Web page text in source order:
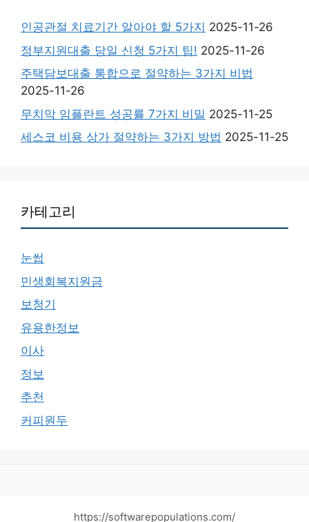
인공관절 치료기간 알아야 할 5가지 2025-11-26
정부지원대출 당일 신청 5가지 팁! 2025-11-26
주택담보대출 통합으로 절약하는 3가지 비법
2025-11-26
무치악 임플란트 성공률 7가지 비밀 2025-11-25
세스코 비용 상가 절약하는 3가지 방법 2025-11-25
카테고리
눈썹
민생회복지원금
보청기
유용한정보
이사
정보
추천
커피원두
https://softwarepopulations.com/